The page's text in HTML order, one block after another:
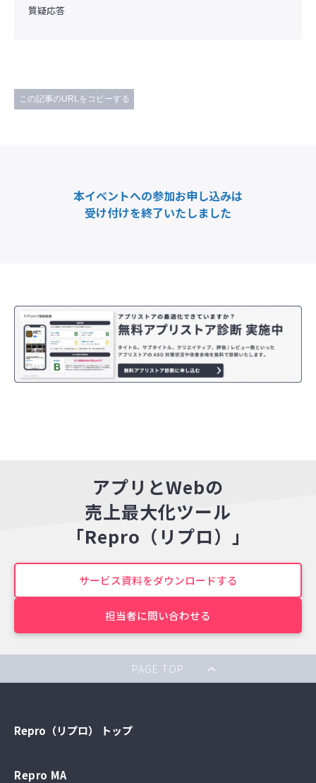
質疑応答
この記事のURLをコピーする
本イベントへの参加お申し込みは
受け付けを終了いたしました
アプリとWebの
売上最大化ツール
「Repro（リプロ）」
サービス資料をダウンロードする
担当者に問い合わせる
PAGE TOP
Repro（リプロ） トップ
Repro MA